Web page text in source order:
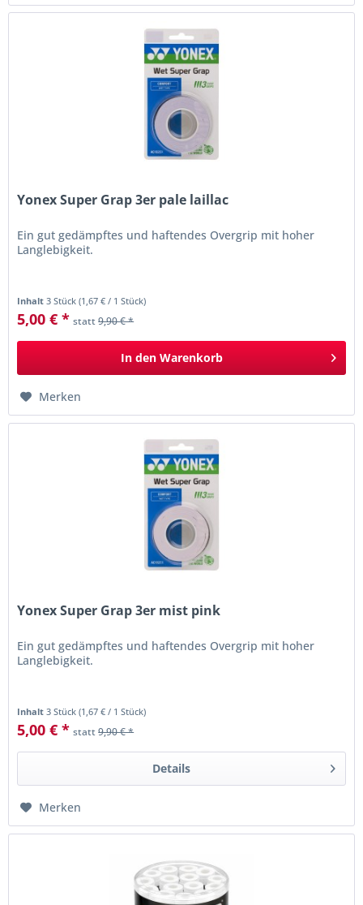
Yonex Super Grap 3er pale laillac
Ein gut gedämpftes und haftendes Overgrip mit hoher
Langlebigkeit.
Inhalt3 Stück(1,67 € / 1 Stück)
5,00 € * statt9,90 € *
In den Warenkorb
Merken
Yonex Super Grap 3er mist pink
Ein gut gedämpftes und haftendes Overgrip mit hoher
Langlebigkeit.
Inhalt3 Stück(1,67 € / 1 Stück)
5,00 € * statt9,90 € *
Details
Merken